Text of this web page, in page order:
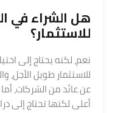
هل الشراء في
للاستثمار؟
نعم، لكنه يحتاج إلى
للاستثمار طويل الأجل،
عن عائد من الشركات،
أعلى لكنها تحتاج إلى